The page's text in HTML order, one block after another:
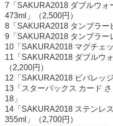
7「SAKURA2018 ダブルウォ
473ml」（2,500円）
8「SAKURA2018 タンブラー
9「SAKURA2018 タンブラー
10「SAKURA2018 マグチェ
11「SAKURA2018 ダブルウ
（2,200円）
12「SAKURA2018 ビバレッ
13「スターバックス カード
18」
14「SAKURA2018 ステンレ
355ml」（2,700円）